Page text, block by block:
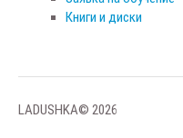
Книги и диски
LADUSHKA© 2026